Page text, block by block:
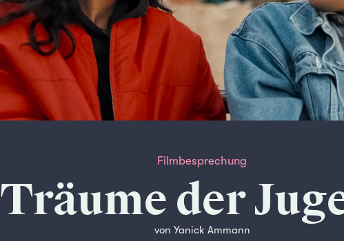
Filmbesprechung
Träume der
von Yanick Ammann